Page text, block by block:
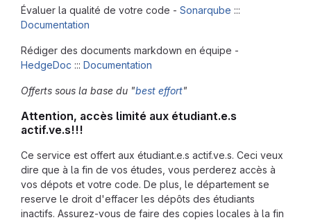
Évaluer la qualité de votre code - Sonarqube :::
Documentation
Rédiger des documents markdown en équipe -
HedgeDoc ::: Documentation
Offerts sous la base du "best effort"
Attention, accès limité aux étudiant.e.s
actif.ve.s!!!
Ce service est offert aux étudiant.e.s actif.ve.s. Ceci veux
dire que à la fin de vos études, vous perderez accès à
vos dépots et votre code. De plus, le département se
reserve le droit d'effacer les dépôts des étudiants
inactifs. Assurez-vous de faire des copies locales à la fin